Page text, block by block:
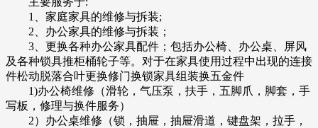
1、家庭家具的维修与拆装;
2、办公家具的维修与拆装；
3、更换各种办公家具配件；包括办公椅、办公桌、屏风
及各种锁具推柜桶轮子等。对于在家具使用过程中出现的连接
件松动脱落合叶更换修门换锁家具组装换五金件
1)办公椅维修（滑轮，气压泵，扶手，五脚爪，脚套，手
写板，修理与换件服务）
2）办公桌维修（锁，抽屉，抽屉滑道，键盘架，拉手，